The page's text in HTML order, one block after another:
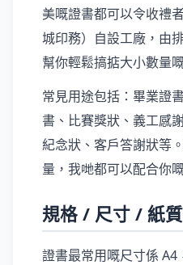
美嘅證書都可以令收禮
城印務）自設工廠，由
幫你輕鬆搞掂大小數量
常見用途包括：畢業證
書、比賽獎狀、義工感
紀念狀、客戶答謝狀等
量，我哋都可以配合你
規格 / 尺寸 / 紙
證書最常用嘅尺寸係